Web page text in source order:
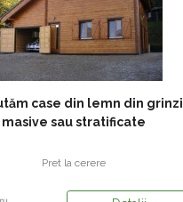
case din lemn din grinzi
masive sau stratificate
Pret la cerere